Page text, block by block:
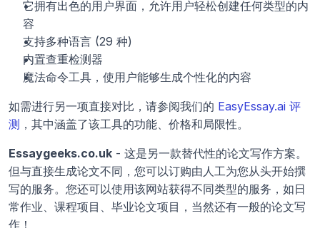
它拥有出色的用户界面，允许用户轻松创建任何类型的内
容
支持多种语言 (29 种)
内置查重检测器
魔法命令工具，使用户能够生成个性化的内容
如需进行另一项直接对比，请参阅我们的 EasyEssay.ai 评
测 ，其中涵盖了该工具的功能、价格和局限性。
Essaygeeks.co.uk - 这是另一款替代性的论文写作方案。
但与直接生成论文不同，您可以订购由人工为您从头开始撰
写的服务。您还可以使用该网站获得不同类型的服务，如日
常作业、课程项目、毕业论文项目，当然还有一般的论文写
作！